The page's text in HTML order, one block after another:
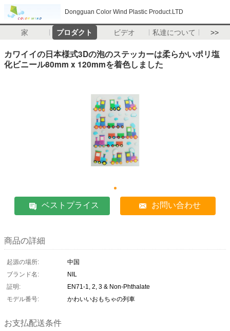
Dongguan Color Wind Plastic Product.LTD
家 プロダクト ビデオ 私達について >>
カワイイの日本様式3Dの泡のステッカーは柔らかいポリ塩
化ビニール80mm x 120mmを着色しました
ベストプライス お問い合わせ
商品の詳細
起源の場所:
中国
ブランド名:
NIL
証明:
EN71-1, 2, 3 & Non-Phthalate
モデル番号:
かわいいおもちゃの列車
お支払配送条件